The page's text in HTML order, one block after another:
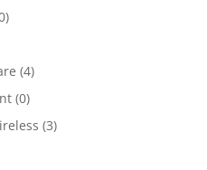
(4)
(0)
(3)